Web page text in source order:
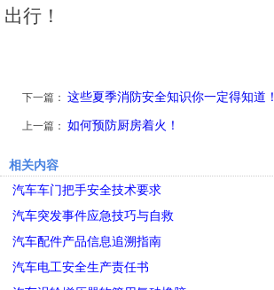
出行！
下一篇： 这些夏季消防安全知识你一定得知道！
上一篇： 如何预防厨房着火！
相关内容
汽车车门把手安全技术要求
汽车突发事件应急技巧与自救
汽车配件产品信息追溯指南
汽车电工安全生产责任书